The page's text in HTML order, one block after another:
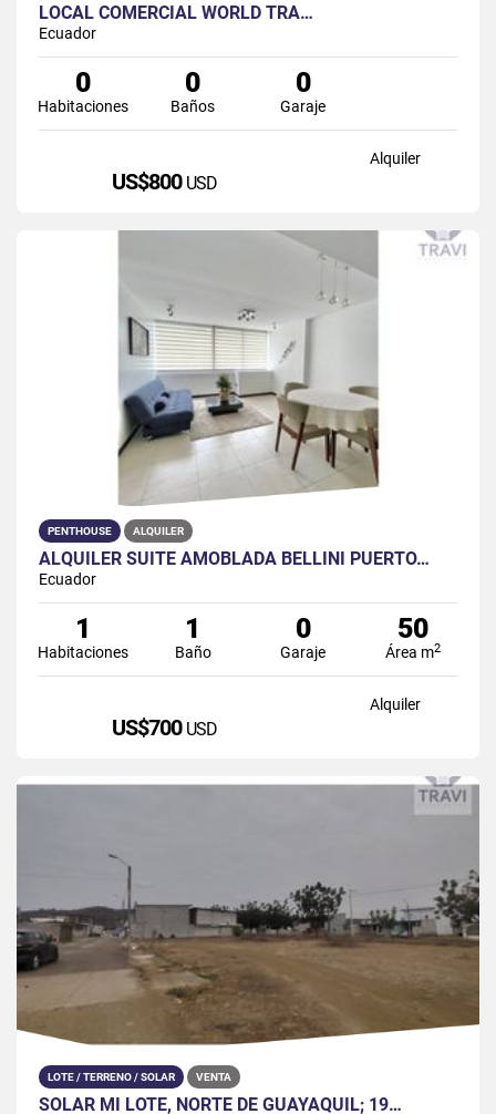
LOCAL COMERCIAL WORLD TRA…
Ecuador
0
Habitaciones
0
Baños
0
Garaje
Alquiler
US$800 USD
PENTHOUSE ALQUILER
ALQUILER SUITE AMOBLADA BELLINI PUERTO…
Ecuador
1
Habitaciones
1
Baño
0
Garaje
50
Área m2
Alquiler
US$700 USD
LOTE / TERRENO / SOLAR VENTA
SOLAR MI LOTE, NORTE DE GUAYAQUIL; 19…